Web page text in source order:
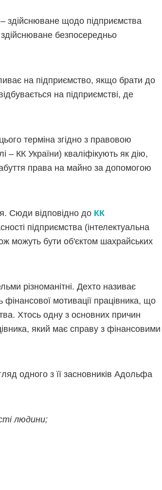
– здійснюване щодо підприємства
здійснюване безпосередньо
на підприємство, якщо брати до
на підприємстві, де
терміна згідно з правовою
– КК України) кваліфікують як дію,
права на майно за допомогою
Сюди відповідно до КК
підприємства (інтелектуальна
можуть бути об'єктом шахрайських
різноманітні. Дехто називає
мотивації працівника, що
Хтось одну з основних причин
який має справу з фінансовими
одного з її засновників Адольфа
людини;